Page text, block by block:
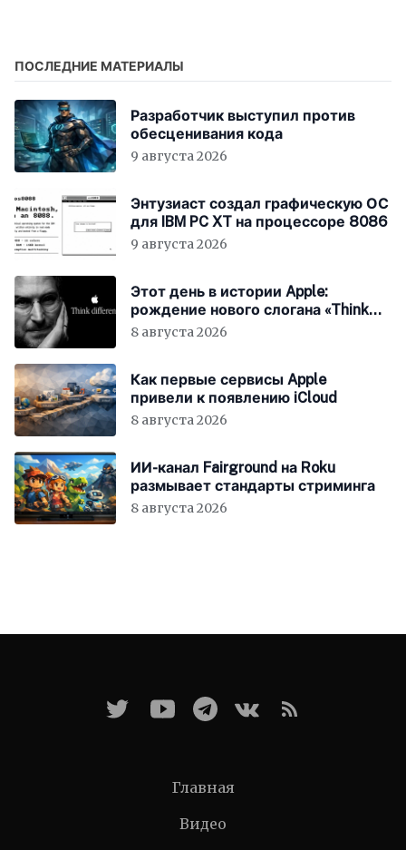
ПОСЛЕДНИЕ МАТЕРИАЛЫ
Разработчик выступил против
обесценивания кода
9 августа 2026
Энтузиаст создал графическую ОС
для IBM PC XT на процессоре 8086
9 августа 2026
Этот день в истории Apple:
рождение нового слогана «Think
Different»
8 августа 2026
Как первые сервисы Apple
привели к появлению iCloud
8 августа 2026
ИИ-канал Fairground на Roku
размывает стандарты стриминга
8 августа 2026
Главная
Видео